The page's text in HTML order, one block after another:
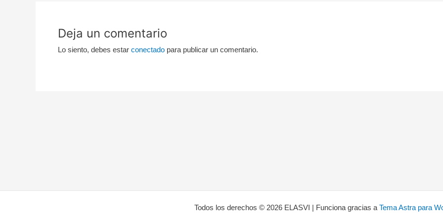
Deja un comentario
Lo siento, debes estar conectado para publicar un comentario.
Todos los derechos © 2026 ELASVI | Funciona gracias a Tema Astra para